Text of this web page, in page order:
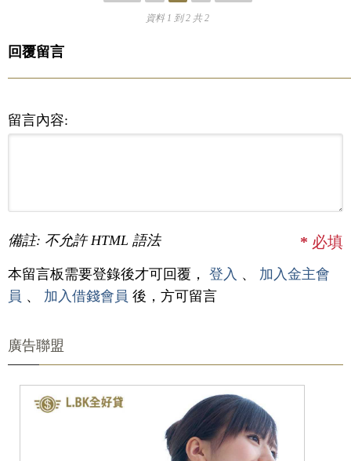
資料 1 到 2 共 2
回覆留言
留言內容:
備註: 不允許 HTML 語法 * 必填
本留言板需要登錄後才可回覆， 登入 、 加入金主會
員 、 加入借錢會員 後，方可留言
廣告聯盟